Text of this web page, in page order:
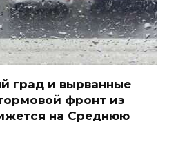
град и вырванные
фронт из
на Среднюю